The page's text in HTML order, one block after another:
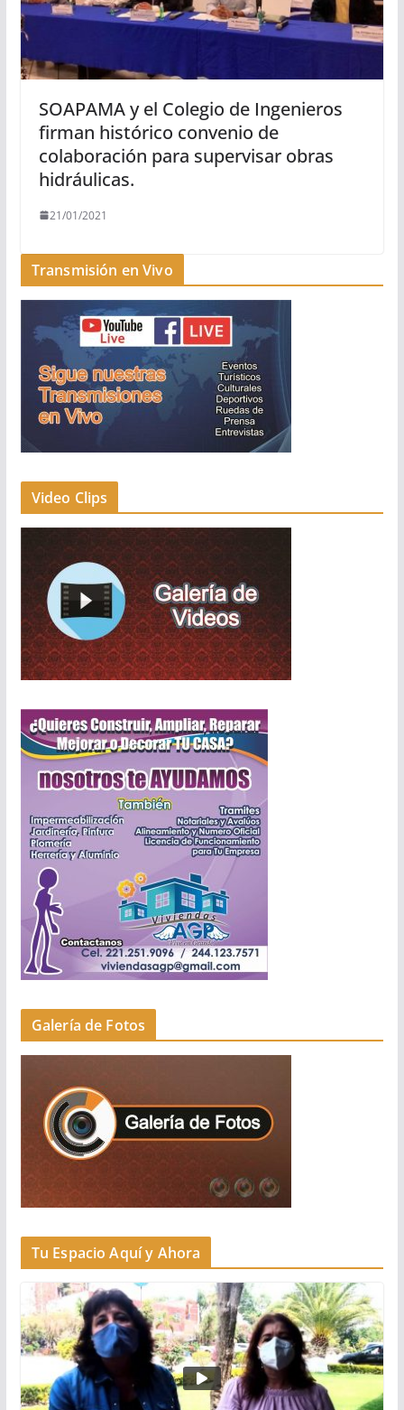
SOAPAMA y el Colegio de Ingenieros
firman histórico convenio de
colaboración para supervisar obras
hidráulicas.
21/01/2021
Transmisión en Vivo
Video Clips
Galería de Fotos
Tu Espacio Aquí y Ahora